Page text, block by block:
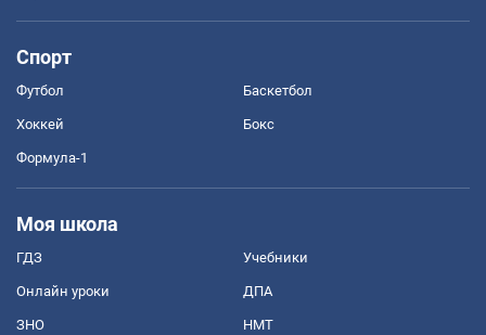
Спорт
Футбол Баскетбол
Хоккей Бокс
Формула-1
Моя школа
ГДЗ Учебники
Онлайн уроки ДПА
ЗНО НМТ